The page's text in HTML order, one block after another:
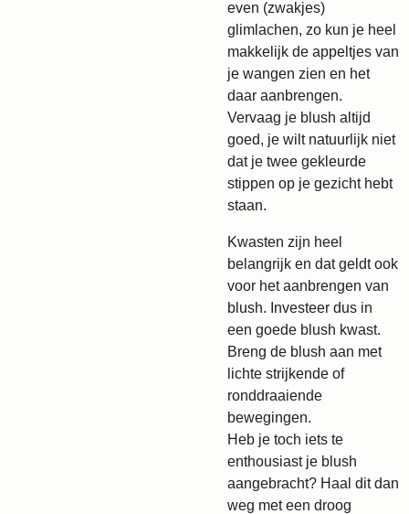
even (zwakjes)
glimlachen, zo kun je heel
makkelijk de appeltjes van
je wangen zien en het
daar aanbrengen.
Vervaag je blush altijd
goed, je wilt natuurlijk niet
dat je twee gekleurde
stippen op je gezicht hebt
staan.
Kwasten zijn heel
belangrijk en dat geldt ook
voor het aanbrengen van
blush. Investeer dus in
een goede blush kwast.
Breng de blush aan met
lichte strijkende of
ronddraaiende
bewegingen.
Heb je toch iets te
enthousiast je blush
aangebracht? Haal dit dan
weg met een droog